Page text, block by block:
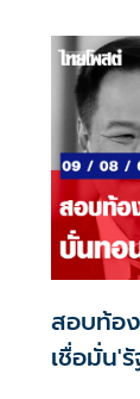
สอบท้อ
เชื่อมั่น'